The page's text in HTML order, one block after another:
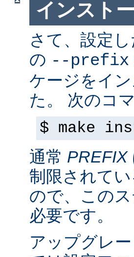
インスト
さて、設定
の --prefix
ケージをイ
た。 次のコ
$ make
通常 PREFIX
制限されて
ので、この
必要です。
アップグレ